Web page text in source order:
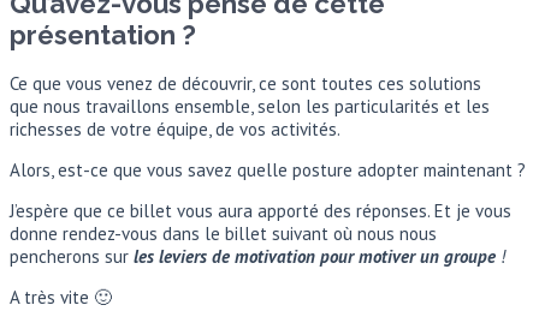
présentation ?
Ce que vous venez de découvrir, ce sont toutes ces solutions
que nous travaillons ensemble, selon les particularités et les
richesses de votre équipe, de vos activités.
Alors, est-ce que vous savez quelle posture adopter maintenant ?
J’espère que ce billet vous aura apporté des réponses. Et je vous
donne rendez-vous dans le billet suivant où nous nous
pencherons sur les leviers de motivation pour motiver un groupe !
A très vite 🙂